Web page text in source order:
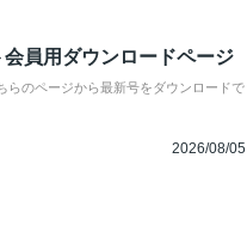
員用ダウンロードページ
らのページから最新号をダウンロードで
2026/08/05